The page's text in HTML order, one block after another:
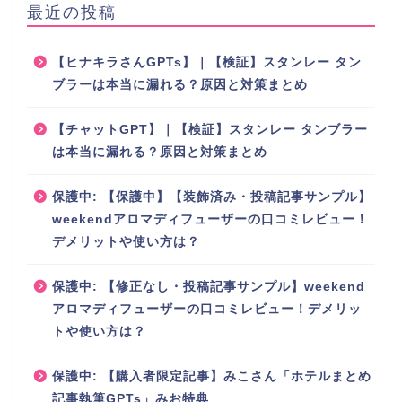
最近の投稿
【ヒナキラさんGPTs】｜【検証】スタンレー タン
ブラーは本当に漏れる？原因と対策まとめ
【チャットGPT】｜【検証】スタンレー タンブラー
は本当に漏れる？原因と対策まとめ
保護中: 【保護中】【装飾済み・投稿記事サンプル】
weekendアロマディフューザーの口コミレビュー！
デメリットや使い方は？
保護中: 【修正なし・投稿記事サンプル】weekend
アロマディフューザーの口コミレビュー！デメリッ
トや使い方は？
保護中: 【購入者限定記事】みこさん「ホテルまとめ
記事執筆GPTs」みお特典
ィリエイト教材